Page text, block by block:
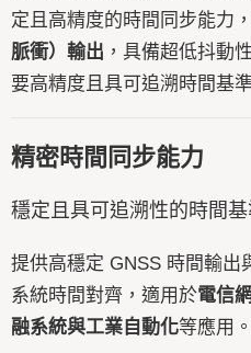
定且高精度的時間同步能力
脈衝）輸出 ，具備超低抖動
要高精度且具可追溯時間基
精密時間同步能力
穩定且具可追溯性的時間基
提供高穩定 GNSS 時間輸出
系統時間對齊，適用於電信
融系統與工業自動化等應用。